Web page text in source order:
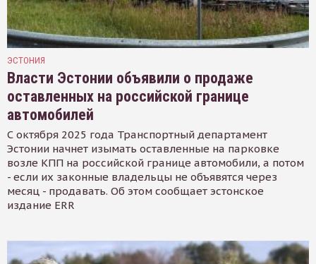
ЭСТОНИЯ
Власти Эстонии объявили о продаже
оставленных на российской границе
автомобилей
С октября 2025 года Транспортный департамент
Эстонии начнет изымать оставленные на парковке
возле КПП на российской границе автомобили, а потом
- если их законные владельцы не объявятся через
месяц - продавать. Об этом сообщает эстонское
издание ERR